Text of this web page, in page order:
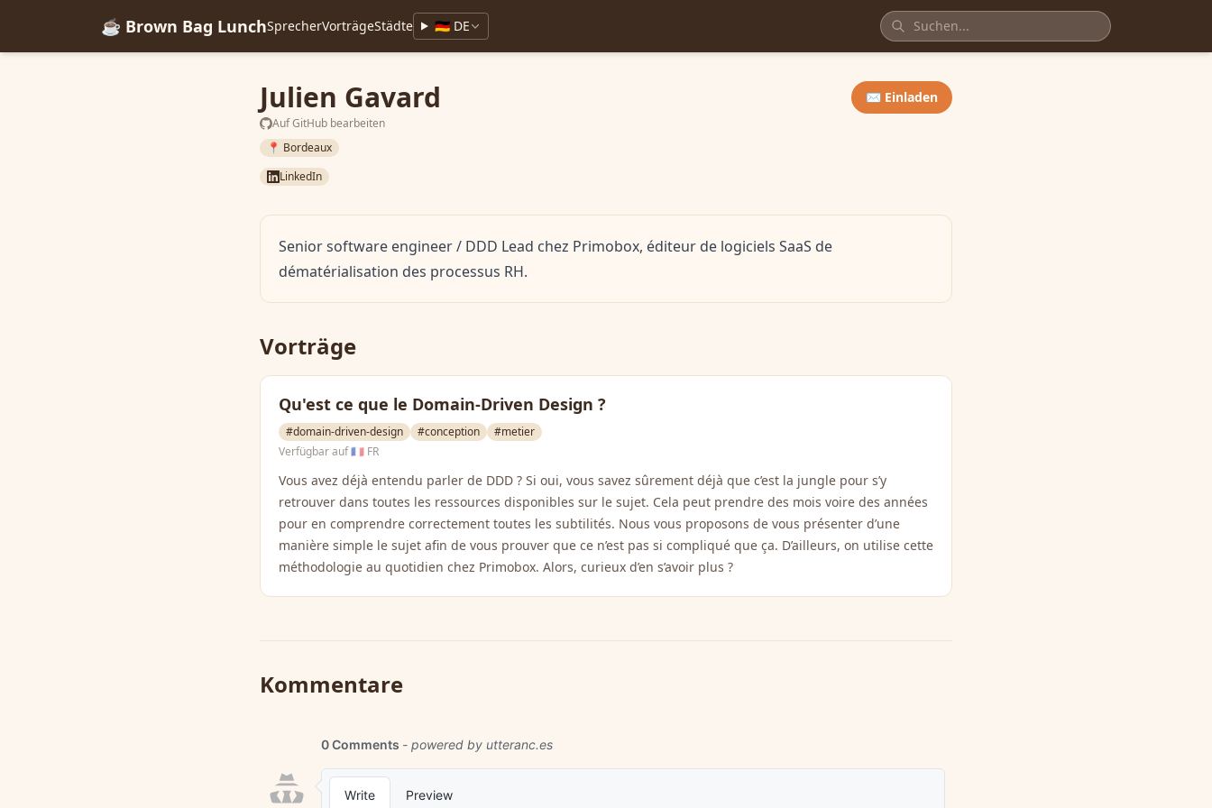
☕ Brown Bag LunchSprecherVorträgeStädte 🇩🇪 DE
Julien Gavard
Auf GitHub bearbeiten
✉️ Einladen
📍 Bordeaux
LinkedIn
Senior software engineer / DDD Lead chez Primobox, éditeur de logiciels SaaS de
dématérialisation des processus RH.
Vorträge
Qu'est ce que le Domain-Driven Design ?
#domain-driven-design #conception
#metier
Verfügbar auf🇫🇷 FR
Vous avez déjà entendu parler de DDD ? Si oui, vous savez sûrement déjà que c’est la jungle pour s’y
retrouver dans toutes les ressources disponibles sur le sujet. Cela peut prendre des mois voire des années
pour en comprendre correctement toutes les subtilités. Nous vous proposons de vous présenter d’une
manière simple le sujet afin de vous prouver que ce n’est pas si compliqué que ça. D’ailleurs, on utilise cette
méthodologie au quotidien chez Primobox. Alors, curieux d’en s’avoir plus ?
Kommentare